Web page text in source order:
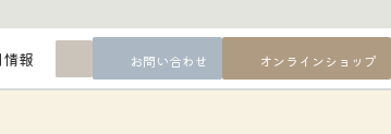
報 最
情
お問い合わせ オンラインショップ